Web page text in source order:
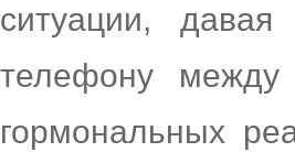
ситуации,
телефону между
гормональных